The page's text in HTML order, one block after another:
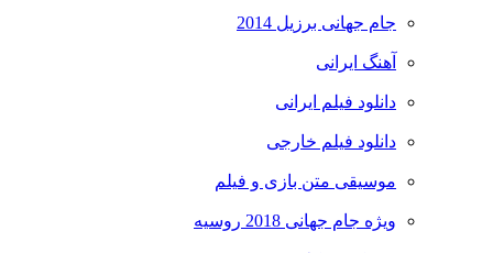
جام جهانی برزیل 2014
آهنگ ایرانی
دانلود فیلم ایرانی
دانلود فیلم خارجی
موسیقی متن بازی و فیلم
ویژه جام جهانی 2018 روسیه